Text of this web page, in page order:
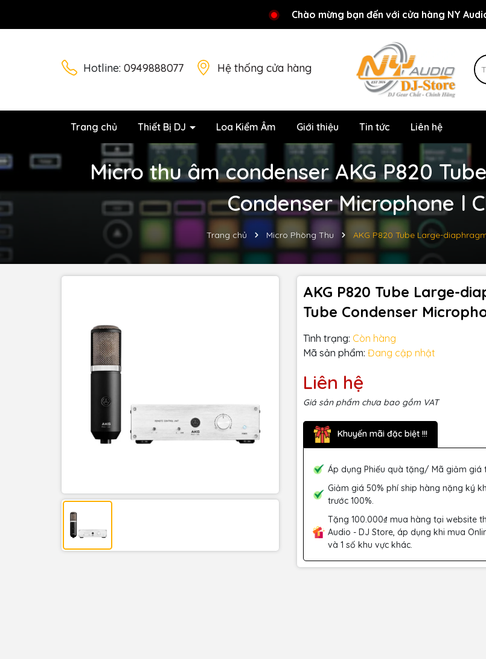
Chào mừng bạn đến với cửa hàng NY
Rất nhiều ưu đãi và chương trình khuyến mãi
Hotline: 0949888077 Hệ thống cửa hàng
Trang chủ Thiết Bị DJ Loa Kiểm Âm Giới thiệu Tin tức Liên hệ
Micro thu âm condenser AKG P820
Condenser Microphone l
Trang chủ Micro Phòng Thu AKG P820 Tube Large-
AKG P820 Tube Large-
Tube Condenser
Tình trạng: Còn hàng
Mã sản phẩm: Đang cập nhật
Liên hệ
Giá sản phẩm chưa bao gồm VAT
Khuyến mãi đặc biệt !!!
Áp dụng Phiếu quà tặng/ Mã giảm giá
Giảm giá 50% phí ship hàng nặng ký
trước 100%.
Tặng 100.000₫ mua hàng tại website
Audio - DJ Store, áp dụng khi mua
và 1 số khu vực khác.